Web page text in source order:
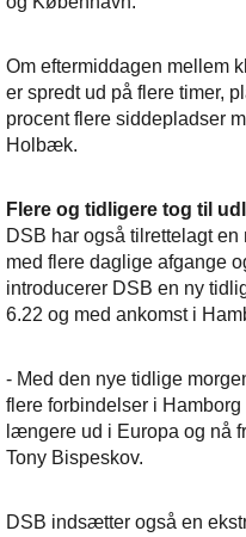
Om eftermiddagen mellem
er spredt ud på flere timer,
procent flere siddepladser
Holbæk.
Flere og tidligere tog til
DSB har også tilrettelagt
med flere daglige afgange
introducerer DSB en ny
6.22 og med ankomst i
- Med den nye tidlige
flere forbindelser i
længere ud i Europa og nå
Tony Bispeskov.
DSB indsætter også en